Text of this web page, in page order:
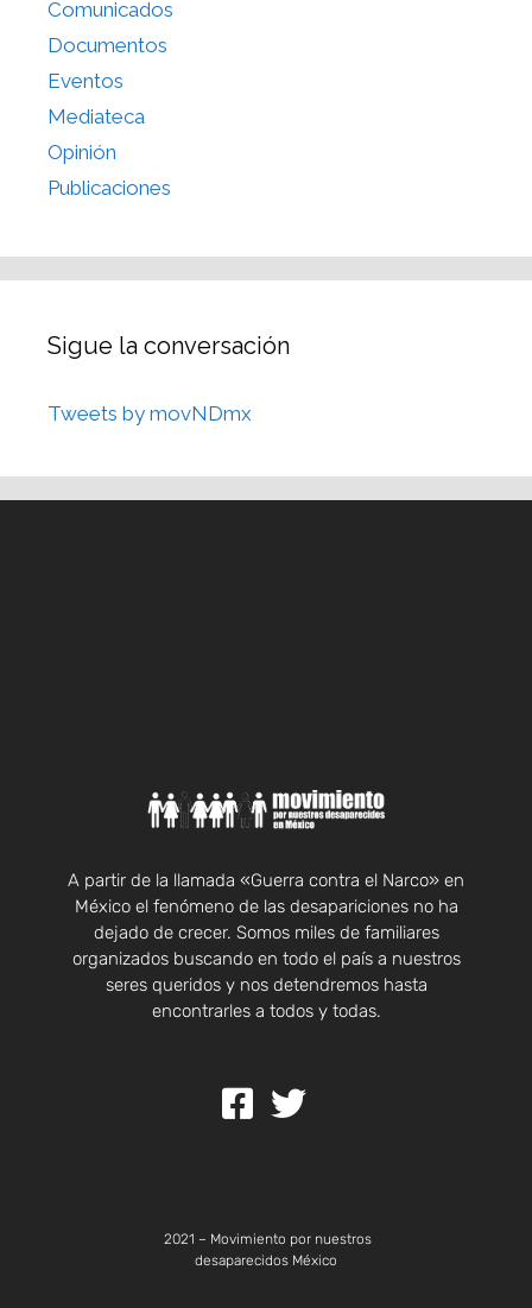
Comunicados
Documentos
Eventos
Mediateca
Opinión
Publicaciones
Sigue la conversación
Tweets by movNDmx
A partir de la llamada «Guerra contra el Narco» en
México el fenómeno de las desapariciones no ha
dejado de crecer. Somos miles de familiares
organizados buscando en todo el país a nuestros
seres queridos y nos detendremos hasta
encontrarles a todos y todas.
2021 – Movimiento por nuestros
desaparecidos México